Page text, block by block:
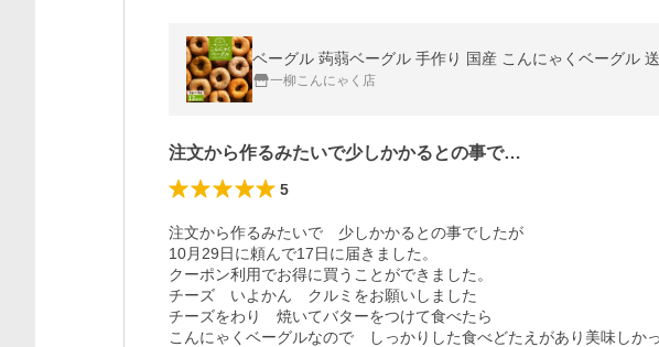
ベーグル 蒟蒻ベーグル 手作り 国産 こんにゃくベーグル
一柳こんにゃく店
注文から作るみたいで少しかかるとの事で…
5
注文から作るみたいで　少しかかるとの事でしたが
10月29日に頼んで17日に届きました。
クーポン利用でお得に買うことができました。
チーズ　いよかん　クルミをお願いしました
チーズをわり　焼いてバターをつけて食べたら
こんにゃくベーグルなので　しっかりした食べどたえがあり美味しか